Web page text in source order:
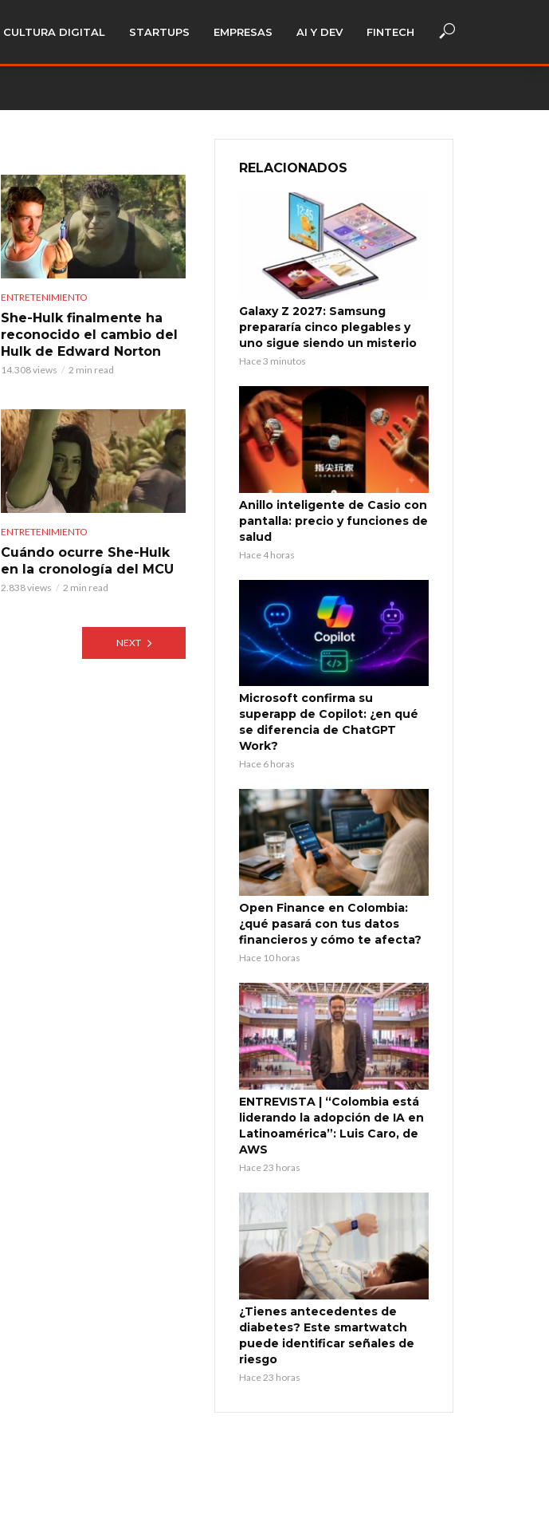
CULTURA DIGITAL STARTUPS EMPRESAS AI Y DEV FINTECH
ENTRETENIMIENTO
She-Hulk finalmente ha
reconocido el cambio del
Hulk de Edward Norton
14.308 views 2 min read
ENTRETENIMIENTO
Cuándo ocurre She-Hulk
en la cronología del MCU
2.838 views 2 min read
NEXT
RELACIONADOS
Galaxy Z 2027: Samsung
prepararía cinco plegables y
uno sigue siendo un misterio
Hace 3 minutos
Anillo inteligente de Casio con
pantalla: precio y funciones de
salud
Hace 4 horas
Microsoft confirma su
superapp de Copilot: ¿en qué
se diferencia de ChatGPT
Work?
Hace 6 horas
Open Finance en Colombia:
¿qué pasará con tus datos
financieros y cómo te afecta?
Hace 10 horas
ENTREVISTA | “Colombia está
liderando la adopción de IA en
Latinoamérica”: Luis Caro, de
AWS
Hace 23 horas
¿Tienes antecedentes de
diabetes? Este smartwatch
puede identificar señales de
riesgo
Hace 23 horas